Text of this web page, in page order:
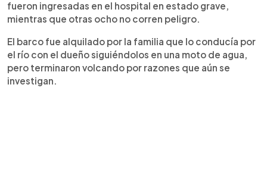
fueron ingresadas en el hospital en estado grave,
mientras que otras ocho no corren peligro.
El barco fue alquilado por la familia que lo conducía por
el río con el dueño siguiéndolos en una moto de agua,
pero terminaron volcando por razones que aún se
investigan.